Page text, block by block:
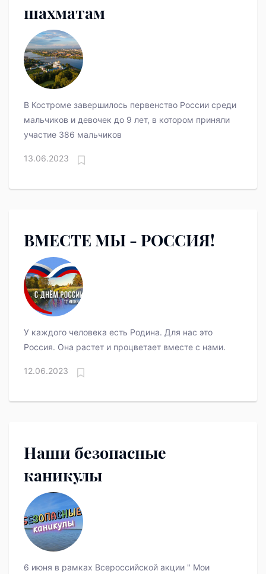
шахматам
В Костроме завершилось первенство России среди
мальчиков и девочек до 9 лет, в котором приняли
участие 386 мальчиков
13.06.2023
ВМЕСТЕ МЫ - РОССИЯ!
У каждого человека есть Родина. Для нас это
Россия. Она растет и процветает вместе с нами.
12.06.2023
Наши безопасные
каникулы
6 июня в рамках Всероссийской акции " Мои